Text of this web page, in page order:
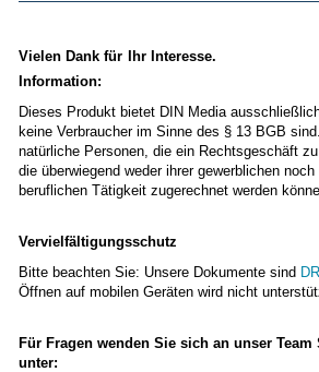
Vielen Dank für Ihr Interesse.
Information:
Dieses Produkt bietet DIN Media
keine Verbraucher im Sinne des § 13 BGB
natürliche Personen, die ein Rechtsgeschäft
die überwiegend weder ihrer gewerblichen
beruflichen Tätigkeit zugerechnet werden
Vervielfältigungsschutz
Bitte beachten Sie: Unsere Dokumente sind
Öffnen auf mobilen Geräten wird nicht
Für Fragen wenden Sie sich an unser
unter: